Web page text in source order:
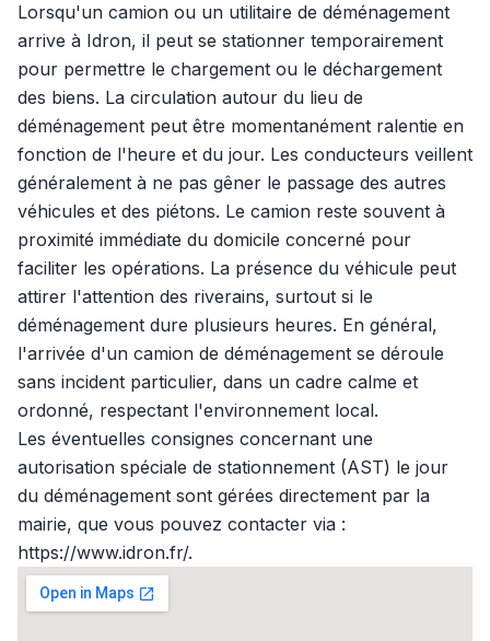
Lorsqu'un camion ou un utilitaire de déménagement
arrive à Idron, il peut se stationner temporairement
pour permettre le chargement ou le déchargement
des biens. La circulation autour du lieu de
déménagement peut être momentanément ralentie en
fonction de l'heure et du jour. Les conducteurs veillent
généralement à ne pas gêner le passage des autres
véhicules et des piétons. Le camion reste souvent à
proximité immédiate du domicile concerné pour
faciliter les opérations. La présence du véhicule peut
attirer l'attention des riverains, surtout si le
déménagement dure plusieurs heures. En général,
l'arrivée d'un camion de déménagement se déroule
sans incident particulier, dans un cadre calme et
ordonné, respectant l'environnement local.
Les éventuelles consignes concernant une
autorisation spéciale de stationnement (AST) le jour
du déménagement sont gérées directement par la
mairie, que vous pouvez contacter via :
https://www.idron.fr/.